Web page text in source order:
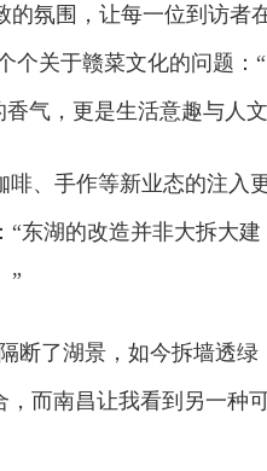
氛围，让每一位到访者
个关于赣菜文化的问题：
气，更是生活意趣与人文
、手作等新业态的注入
东湖的改造并非大拆大
”
了湖景，如今拆墙透绿
，而南昌让我看到另一